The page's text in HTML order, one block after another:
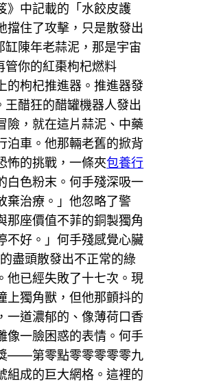
》中記載的「水餃皮護
擋住了攻擊，只是散發出
陳年老蒜泥，那是宇宙
管你的紅棗枸杞燃料
的枸杞推進器。推進器發
醋狂的醋罐機器人發出
險，就在這片蒜泥、中藥
泊車。他那輛老舊的掀背
怖的挑戰，一條夾包養行
白色粉末。何手殘深吸一
棄治療。」他忽略了警
那座價值不菲的銅製獨角
不好。」何手殘感覺心臟
盡頭散發出不正常的綠
他已經失敗了十七次。現
上獨角獸，但他那顫抖的
一道濃郁的、像薄荷口香
像一臉困惑的表情。何手
——第零點零零零零零九
組成的巨大網格。這裡的